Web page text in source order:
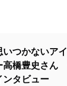
いつかないア
高橋豊史さん
ンタビュー